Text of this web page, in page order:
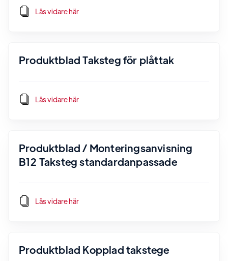
Läs vidare här
Produktblad Taksteg för plåttak
Läs vidare här
Produktblad / Monteringsanvisning
B12 Taksteg standardanpassade
Läs vidare här
Produktblad Kopplad takstege